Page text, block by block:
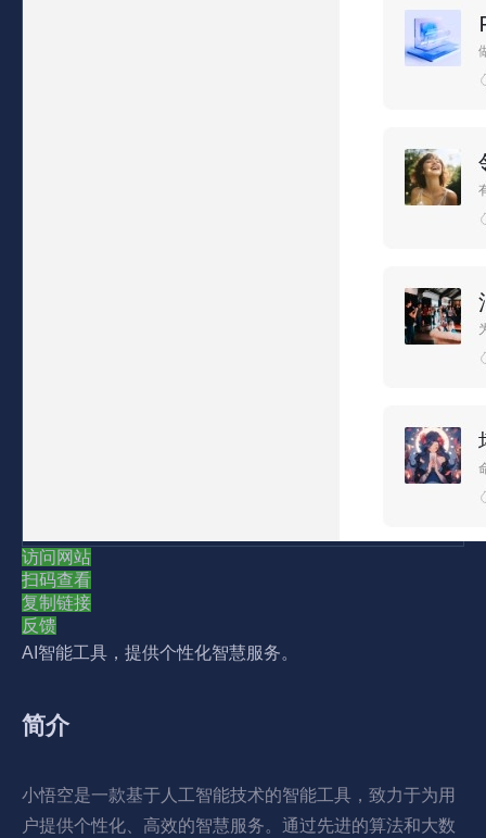
访问网站
扫码查看
复制链接
反馈
AI智能工具，提供个性化智慧服务。
简介
小悟空是一款基于人工智能技术的智能工具，致力于为用
户提供个性化、高效的智慧服务。通过先进的算法和大数